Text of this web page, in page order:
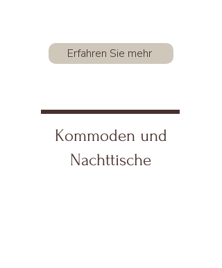
Erfahren Sie mehr
Kommoden und
Nachttische